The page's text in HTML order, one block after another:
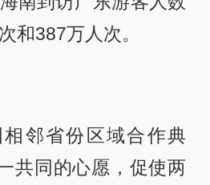
和387万人次。
邻省份区域合作典
共同的心愿，促使两